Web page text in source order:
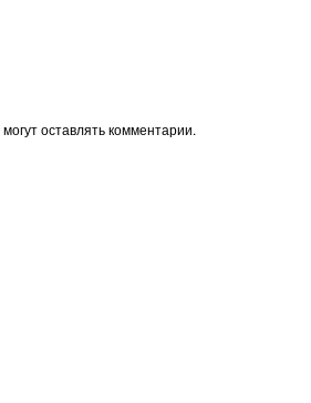
оставлять комментарии.